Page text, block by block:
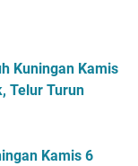
Kuningan Kamis
Telur Turun
Kamis 6